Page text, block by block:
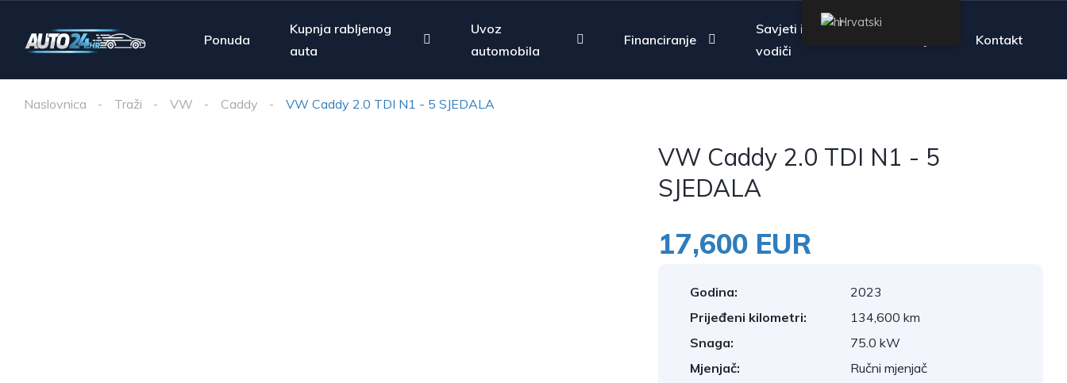
Ponuda
Kupnja rabljenog
auta
Uvoz
automobila
Financiranje
Savjeti i
vodiči
Kontakt
Naslovnica Traži VW Caddy VW Caddy 2.0 TDI N1 - 5 SJEDALA
VW Caddy 2.0 TDI N1 - 5
SJEDALA
17,600 EUR
Godina:
2023
Prijeđeni kilometri:
134,600 km
Snaga:
75.0 kW
Mjenjač:
Ručni mjenjač
Hrvatski